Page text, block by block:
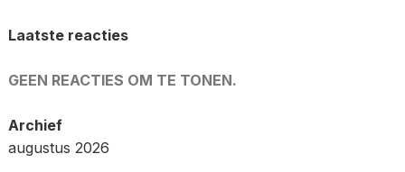
Laatste reacties
GEEN REACTIES OM TE TONEN.
Archief
augustus 2026